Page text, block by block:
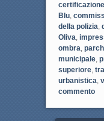
certificazione
Blu,
della polizia,
Oliva,
ombra,
municipale,
superiore,
urbanistica,
commento